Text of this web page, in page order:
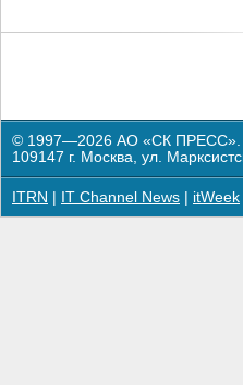
© 1997—2026 АО «СК ПРЕСС».
109147 г. Москва, ул.
ITRN IT Channel News itWeek